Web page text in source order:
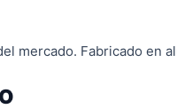
mercado. Fabricado en